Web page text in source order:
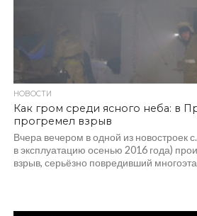
НОВОСТИ
Как гром среди ясного неба: в
прогремел взрыв
Вчера вечером в одной из новостроек
в эксплуатацию осенью 2016 года)
взрыв, серьёзно повредивший